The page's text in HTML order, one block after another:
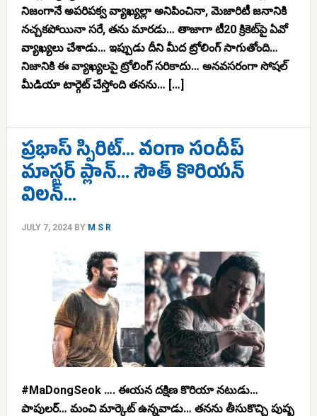
నిజంగానే అపరిపక్వ వ్యాఖ్యల్లా అనిపించినా, మెజారిటీ జనానికి
నచ్చకపోయినా సరే, తను మారడు… తాజాగా టీ20 క్రికెట్‌పై ఏవో
వ్యాఖ్యలు చేశాడు… ఇప్పుడు దీని మీద ట్రోలింగ్ సాగుతోంది…
నిజానికి ఈ వ్యాఖ్యలపై ట్రోలింగ్ సరికాదు… అనవసరంగా సోషల్
మీడియా టార్గెట్ చేస్తోంది తనను… […]
ప్రభాస్ స్పిరిట్… వంగా సందీప్
మాస్టర్ ప్లాన్… సౌత్ కొరియన్
విలన్…
JULY 7, 2024BY M S R
#MaDongSeok …. ఈయన దక్షిణ కొరియా నటుడు…
పాపులర్… మంచి మార్కెట్ ఉన్నవాడు… తనను తీసుకొచ్చి పుష్ప